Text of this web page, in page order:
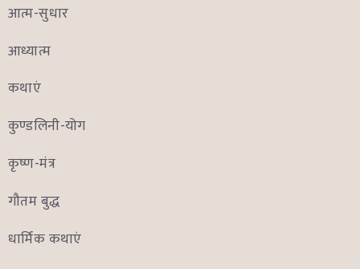
आत्म-सुधार
आध्यात्म
कथाएं
कुण्डलिनी-योग
कृष्ण-मंत्र
गौतम बुद्ध
धार्मिक कथाएं